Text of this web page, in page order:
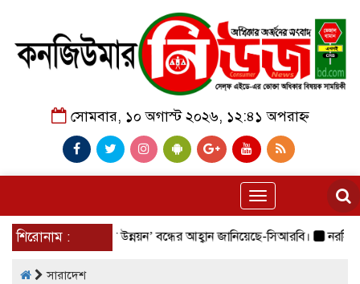
সোমবার, ১০ অগাস্ট ২০২৬, ১২:৪১ অপরাহ্ন
Toggle
navigation
শিরোনাম :‘হটকারী উন্নয়ন’ বন্ধের আহ্বান জানিয়েছে-সিআরবি। নরসিংদী বড়
সারাদেশ